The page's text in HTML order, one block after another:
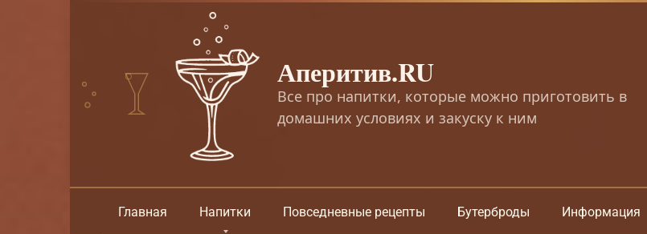
Аперитив.RU
Все про напитки, которые можно приготовить в
домашних условиях и закуску к ним
Главная Напитки Повседневные рецепты Бутерброды Информация